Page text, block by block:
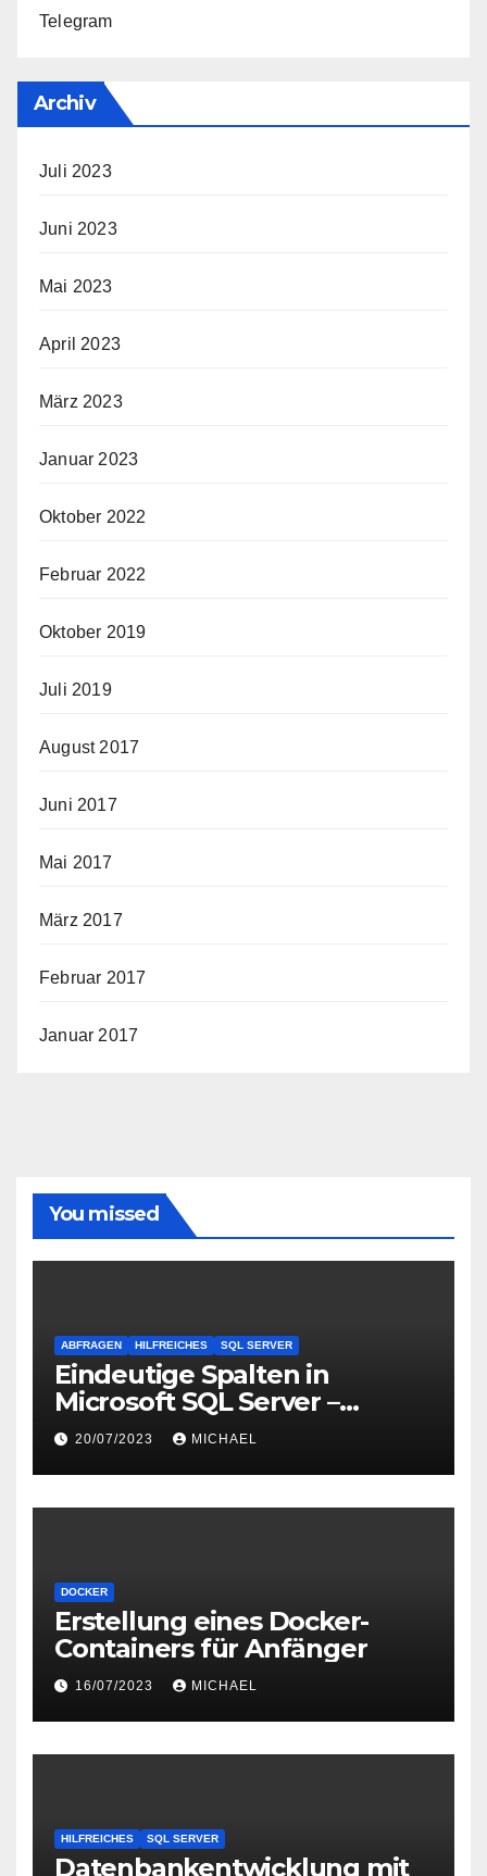
Telegram
Archiv
Juli 2023
Juni 2023
Mai 2023
April 2023
März 2023
Januar 2023
Oktober 2022
Februar 2022
Oktober 2019
Juli 2019
August 2017
Juni 2017
Mai 2017
März 2017
Februar 2017
Januar 2017
You missed
ABFRAGEN HILFREICHES SQL SERVER
Eindeutige Spalten in
Microsoft SQL Server –
Verwendung von UNIQUE
Constraints
20/07/2023 MICHAEL
DOCKER
Erstellung eines Docker-
Containers für Anfänger
16/07/2023 MICHAEL
HILFREICHES SQL SERVER
Datenbankentwicklung mit